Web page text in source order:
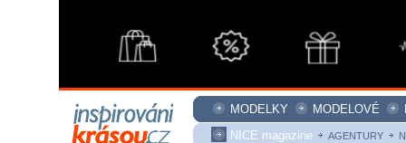
MODELKY MODELOVÉ
NICE magazine
AGENTURY